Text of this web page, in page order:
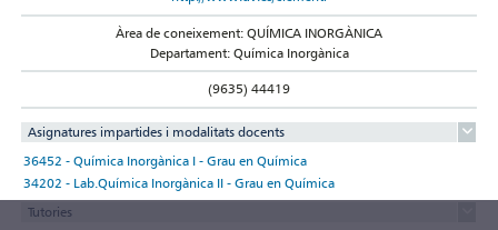
Àrea de coneixement: QUÍMICA INORGÀNICA
Departament: Química Inorgànica
(9635) 44419
Asignatures impartides i modalitats docents
36452 - Química Inorgànica I - Grau en Química
34202 - Lab.Química Inorgànica II - Grau en Química
Tutories